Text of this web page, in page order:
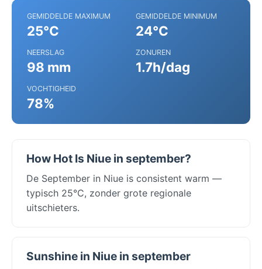
GEMIDDELDE MAXIMUM
25°C
GEMIDDELDE MINIMUM
24°C
NEERSLAG
98 mm
ZONUREN
1.7h/dag
VOCHTIGHEID
78%
How Hot Is Niue in september?
De September in Niue is consistent warm —
typisch 25°C, zonder grote regionale
uitschieters.
Sunshine in Niue in september